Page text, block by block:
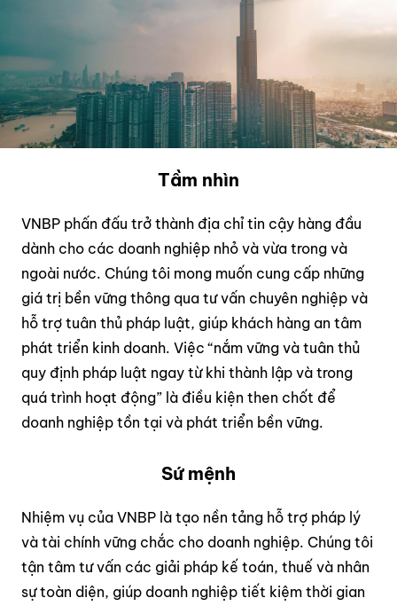
Tầm nhìn
VNBP phấn đấu trở thành địa chỉ tin cậy hàng đầu
dành cho các doanh nghiệp nhỏ và vừa trong và
ngoài nước. Chúng tôi mong muốn cung cấp những
giá trị bền vững thông qua tư vấn chuyên nghiệp và
hỗ trợ tuân thủ pháp luật, giúp khách hàng an tâm
phát triển kinh doanh. Việc “nắm vững và tuân thủ
quy định pháp luật ngay từ khi thành lập và trong
quá trình hoạt động” là điều kiện then chốt để
doanh nghiệp tồn tại và phát triển bền vững.
Sứ mệnh
Nhiệm vụ của VNBP là tạo nền tảng hỗ trợ pháp lý
và tài chính vững chắc cho doanh nghiệp. Chúng tôi
tận tâm tư vấn các giải pháp kế toán, thuế và nhân
sự toàn diện, giúp doanh nghiệp tiết kiệm thời gian